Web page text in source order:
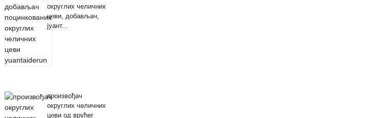
округлих челичних
цеви, добављач,
јуант...
произвођач
округлих челичних
цеви од врућег